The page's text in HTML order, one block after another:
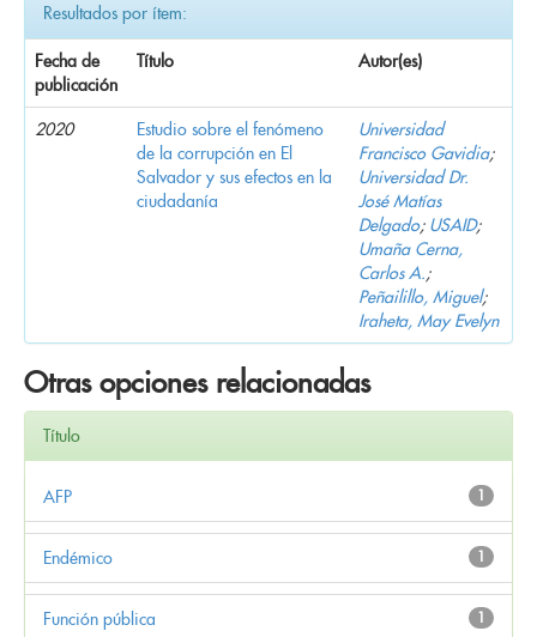
Resultados por ítem:
Fecha de
publicación
Título Autor(es)
2020
Estudio sobre el fenómeno
de la corrupción en El
Salvador y sus efectos en la
ciudadanía
Universidad
Francisco Gavidia;
Universidad Dr.
José Matías
Delgado; USAID;
Umaña Cerna,
Carlos A.;
Peñailillo, Miguel;
Iraheta, May Evelyn
Otras opciones relacionadas
Título
1
AFP
1
Endémico
1
Función pública